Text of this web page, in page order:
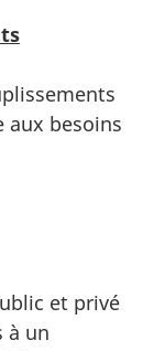
aux besoins
et privé
à un